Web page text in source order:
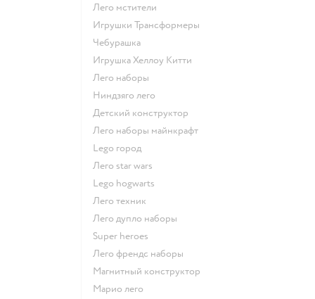
Лего мстители
Игрушки Трансформеры
Чебурашка
Игрушка Хеллоу Китти
Лего наборы
Ниндзяго лего
Детский конструктор
Лего наборы майнкрафт
Lego город
Лего star wars
Lego hogwarts
Лего техник
Лего дупло наборы
Super heroes
Лего френдс наборы
Магнитный конструктор
Марио лего